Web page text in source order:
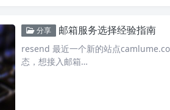
分享 邮箱服务选择经验指南
resend 最近一个新的站点
态，想接入邮箱…